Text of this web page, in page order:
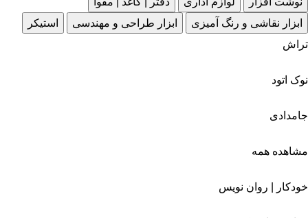
ابزار نقاشی و رنگ آمیزی
ابزار طراحی و مهندسی
استیکر
تراش
نوک اتود
جامدادی
مشاهده همه
خودکار | روان نویس